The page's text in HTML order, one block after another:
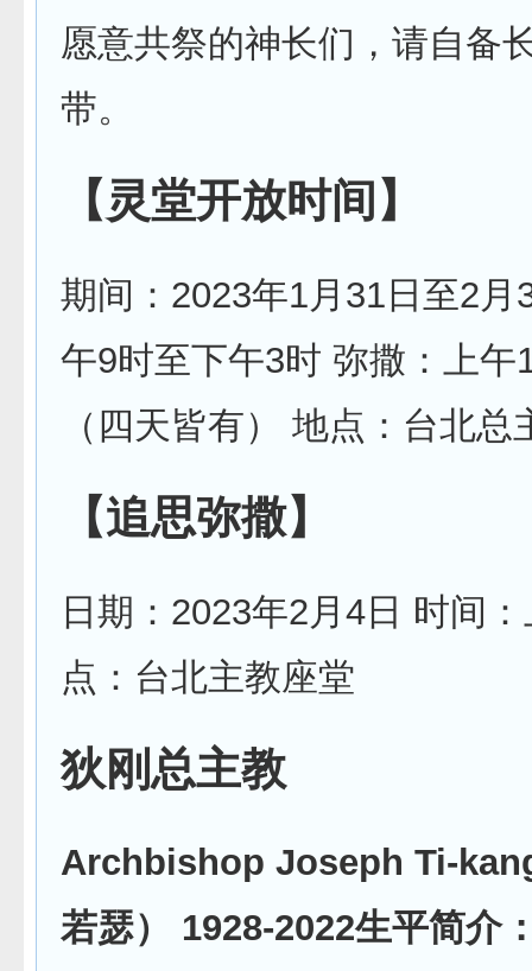
愿意共祭的神长们，请自备
带。
【灵堂开放时间】
期间：2023年1月31日至2月
午9时至下午3时 弥撒：上午
（四天皆有） 地点：台北总
【追思弥撒】
日期：2023年2月4日 时间
点：台北主教座堂
狄刚 总主教
Archbishop Joseph Ti-
若瑟）
1928-2022生平简介